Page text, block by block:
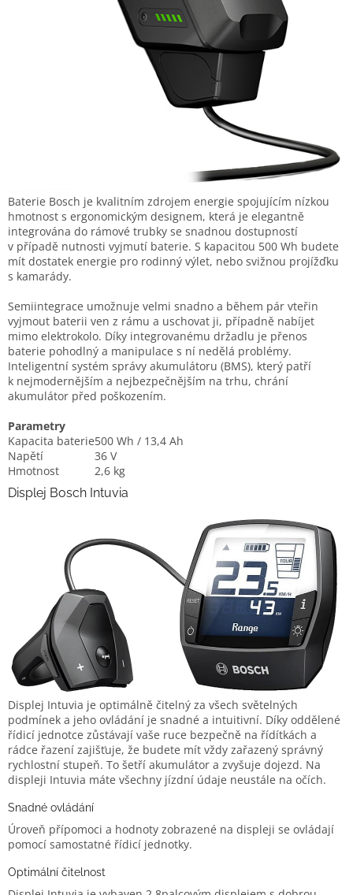
Baterie Bosch je kvalitním zdrojem energie spojujícím nízkou
hmotnost s ergonomickým designem, která je elegantně
integrována do rámové trubky se snadnou dostupností
v případě nutnosti vyjmutí baterie. S kapacitou 500 Wh budete
mít dostatek energie pro rodinný výlet, nebo svižnou projížďku
s kamarády.
Semiintegrace umožnuje velmi snadno a během pár vteřin
vyjmout baterii ven z rámu a uschovat ji, případně nabíjet
mimo elektrokolo. Díky integrovanému držadlu je přenos
baterie pohodlný a manipulace s ní nedělá problémy.
Inteligentní systém správy akumulátoru (BMS), který patří
k nejmodernějším a nejbezpečnějším na trhu, chrání
akumulátor před poškozením.
Parametry
Kapacita baterie500 Wh / 13,4 Ah
Napětí
36 V
Hmotnost
2,6 kg
Displej Bosch Intuvia
Displej Intuvia je optimálně čitelný za všech světelných
podmínek a jeho ovládání je snadné a intuitivní. Díky oddělené
řídicí jednotce zůstávají vaše ruce bezpečně na řídítkách a
rádce řazení zajišťuje, že budete mít vždy zařazený správný
rychlostní stupeň. To šetří akumulátor a zvyšuje dojezd. Na
displeji Intuvia máte všechny jízdní údaje neustále na očích.
Snadné ovládání
Úroveň přípomoci a hodnoty zobrazené na displeji se ovládají
pomocí samostatné řídicí jednotky.
Optimální čitelnost